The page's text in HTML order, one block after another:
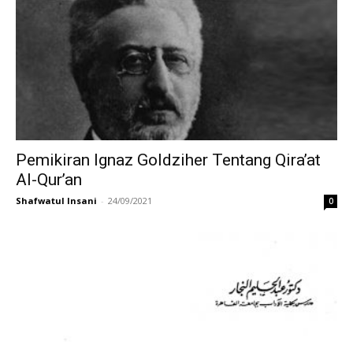
Pemikiran Ignaz Goldziher Tentang Qira’at
Al-Qur’an
Shafwatul Insani - 24/09/2021 0